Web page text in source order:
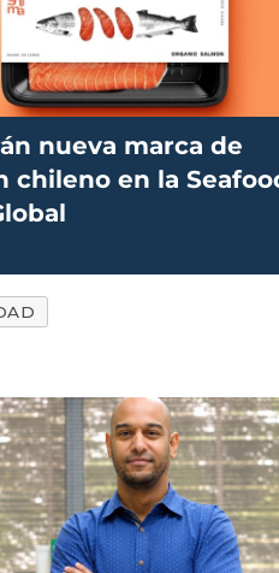
nueva marca de
chileno en la